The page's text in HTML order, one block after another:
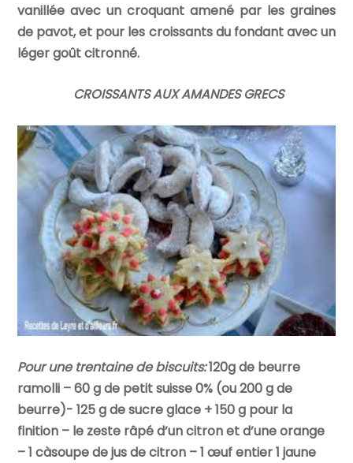
vanillée avec un croquant amené par les graines
de pavot, et pour les croissants du fondant avec un
léger goût citronné.
CROISSANTS AUX AMANDES GRECS
Pour une trentaine de biscuits:120g de beurre
ramolli – 60 g de petit suisse 0% (ou 200 g de
beurre)- 125 g de sucre glace + 150 g pour la
finition – le zeste râpé d’un citron et d’une orange
– 1 càsoupe de jus de citron – 1 œuf entier 1 jaune